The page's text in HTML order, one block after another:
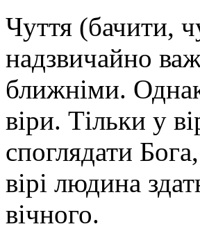
Чуття (бачити,
надзвичайно
ближніми.
віри. Тільки у
споглядати
вірі людина
вічного.